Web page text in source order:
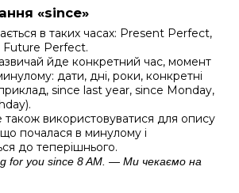
«since»
в таких часах: Present Perfect,
Perfect.
йде конкретний час, момент
дати, дні, роки, конкретні
since last year, since Monday,
також використовуватися для опису
що почалася в минулому і
до теперішнього.
for you since 8 AM. — Ми чекаємо на